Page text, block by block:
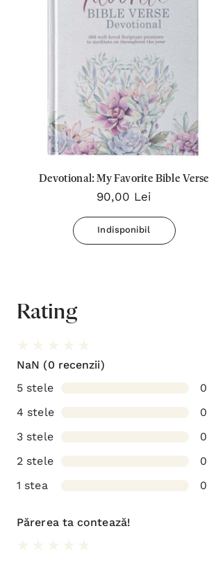
Devotional: My Favorite Bible Verse
90,00 Lei
Indisponibil
Rating
NaN (0 recenzii)
5 stele
0
4 stele
0
3 stele
0
2 stele
0
1 stea
0
Părerea ta contează!